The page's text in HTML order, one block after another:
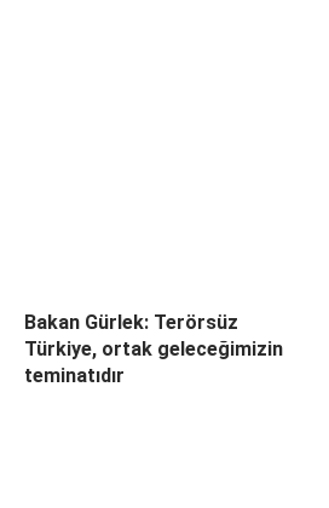
Bakan Gürlek: Terörsüz
Türkiye, ortak geleceğimizin
teminatıdır